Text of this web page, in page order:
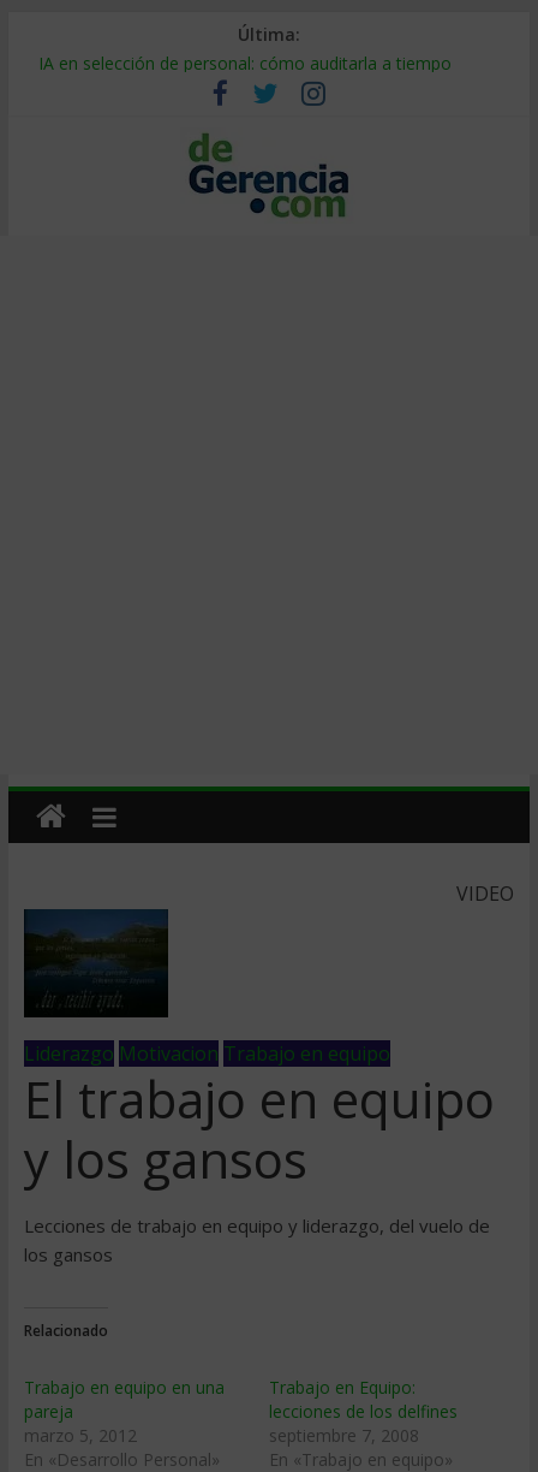
Última:
Despido silencioso: qué es y por qué sale tan caro
IA en selección de personal: cómo auditarla a tiempo
Trabajo forzoso en la cadena de suministro: qué hacer
Mercado hispano de EE. UU.: cómo segmentarlo y venderle
Stablecoins para empresas: cómo pagar y cobrar en 2026
VIDEO
Liderazgo Motivacion Trabajo en equipo
El trabajo en equipo
y los gansos
Lecciones de trabajo en equipo y liderazgo, del vuelo de
los gansos
Relacionado
Trabajo en equipo en una
pareja
marzo 5, 2012
En «Desarrollo Personal»
Trabajo en Equipo:
lecciones de los delfines
septiembre 7, 2008
En «Trabajo en equipo»